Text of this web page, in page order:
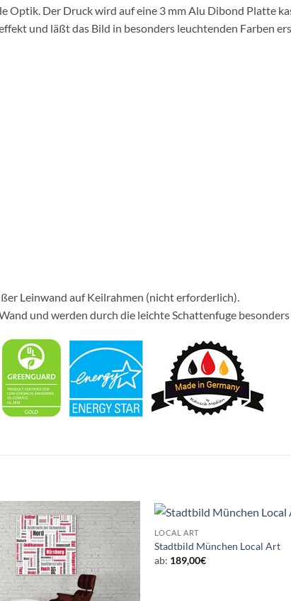
Optik. Der Druck wird auf eine 3 mm Alu Dibond Platte
und läßt das Bild in besonders leuchtenden Farben
Leinwand auf Keilrahmen (nicht erforderlich).
und werden durch die leichte Schattenfuge besonders
LOCAL ART
Stadtbild München Local Art
ab: 189,00€